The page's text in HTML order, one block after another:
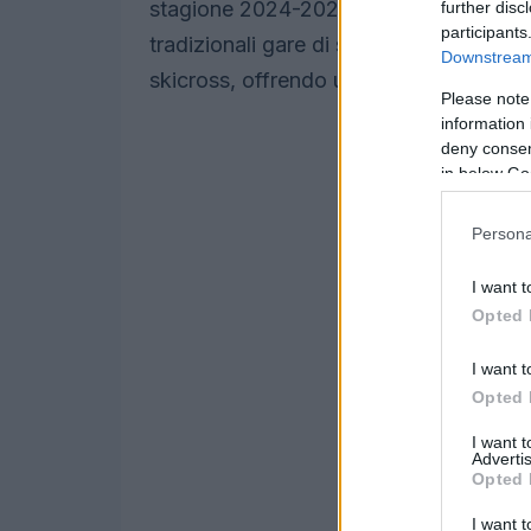
further
Please
information
deny
in below
I want
Opted
I want
Opted
I want
Opted
I want
stagione 2024-2025. Questo
tradizionali gare di sci alpino, ma si
skicross, offrendo un’esperienza